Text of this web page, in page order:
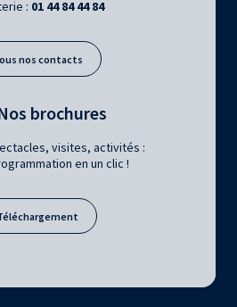
: 01 44 84 44 84
nos contacts
brochures
visites, activités :
en un clic !